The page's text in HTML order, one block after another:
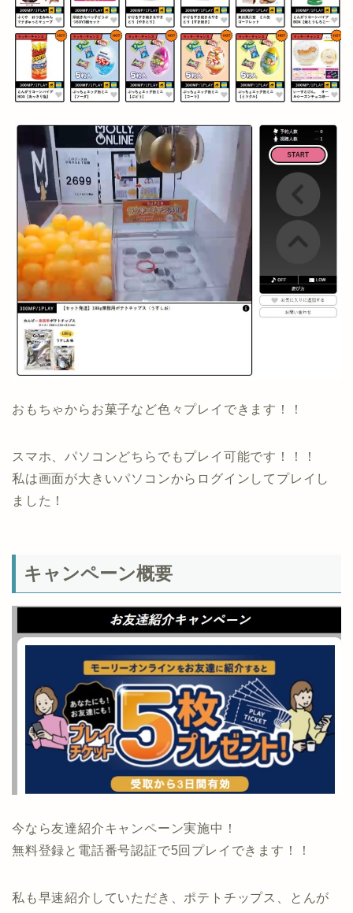
おもちゃからお菓子など色々プレイできます！！
スマホ、パソコンどちらでもプレイ可能です！！！
私は画面が大きいパソコンからログインしてプレイし
ました！
キャンペーン概要
今なら友達紹介キャンペーン実施中！
無料登録と電話番号認証で5回プレイできます！！
私も早速紹介していただき、ポテトチップス、とんが